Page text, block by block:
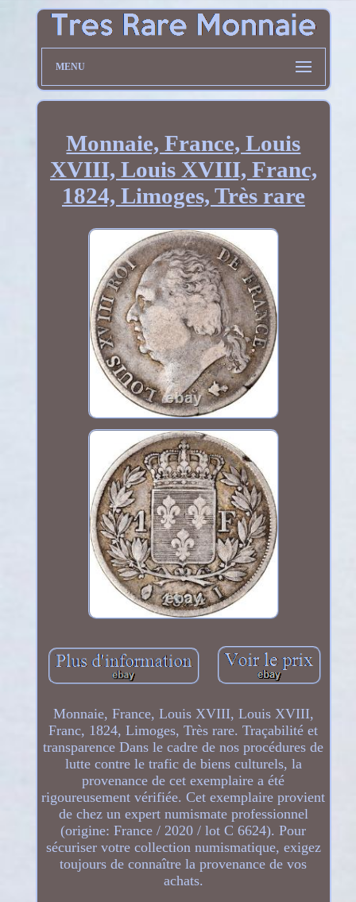
MENU
Monnaie, France, Louis
XVIII, Louis XVIII, Franc,
1824, Limoges, Très rare
Monnaie, France, Louis XVIII, Louis XVIII,
Franc, 1824, Limoges, Très rare. Traçabilité et
transparence Dans le cadre de nos procédures de
lutte contre le trafic de biens culturels, la
provenance de cet exemplaire a été
rigoureusement vérifiée. Cet exemplaire provient
de chez un expert numismate professionnel
(origine: France / 2020 / lot C 6624). Pour
sécuriser votre collection numismatique, exigez
toujours de connaître la provenance de vos
achats.